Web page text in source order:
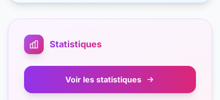
Statistiques
Voir les statistiques